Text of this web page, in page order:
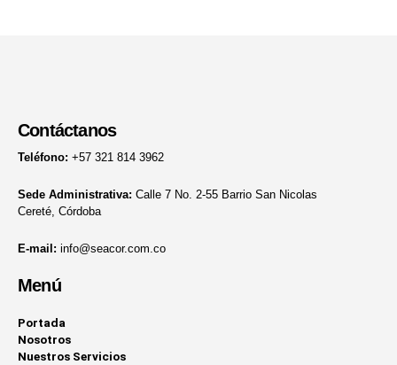
Contáctanos
Teléfono: +57 321 814 3962
Sede Administrativa: Calle 7 No. 2-55 Barrio San Nicolas
Cereté, Córdoba
E-mail: info@seacor.com.co
Menú
Portada
Nosotros
Nuestros Servicios